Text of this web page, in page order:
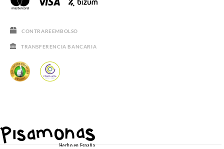
CONTRAREEMBOLSO
TRANSFERENCIA BANCARIA